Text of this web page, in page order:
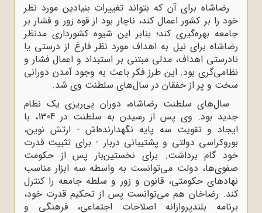
رضاشاه برای آن که بتواند تغییرات بنیادین مورد نظر
خود را بر کشور اعمال کند، ناچار بود از قوه زور و فشار بر
جامعه بهره‌گیری کند؛ بنابر این شیوه کشورداری مدنظر
رضاشاه برای نیل به اهداف مورد نظر فارغ از درستی یا
نادرستی اهداف، مدلی مبتنی بر استبداد و اعمال فشار و
نظامی‌گری بود. این طرز فکر باعث به وجود آمدن دورانی
سخت و پر از خفقان در سال‌های سلطنت وی شد.
سال‌های سلطنت رضاشاه، دوران پی‌ریزی یک نظام
جدید بود. وی پس از رسیدن به سلطنت در 1304، با
ایجاد و تقویت سه پایه نگهدارنده‌اش - ارتش نوین،
بوروکراسی دولتی و پشتیبانی دربار - برای تثبیت قدرت
خود گام برداشت. برای نخستین‌بار پس از حکومت
صفوی‌ها، دولت می‌توانست به ‌‌واسطه سه ابزار مناسب
نهادهای حکومتی، قانون و زور و سلطه جامعه را کنترل
کند. رضاخان هم می‌توانست پس از تحکیم قدرت خود،
برنامه بلندپروازانه اصلاحات اجتماعی، فرهنگی و